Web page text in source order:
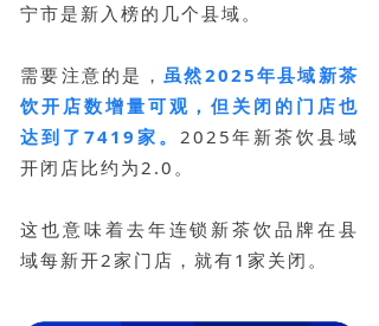
宁市是新入榜的几个县域。
需要注意的是， 虽然2025年县域新茶
饮开店数增量可观，但关闭的门店也
达到了7419家。 2025年新茶饮县域
开闭店比约为2.0。
这也意味着去年连锁新茶饮品牌在县
域每新开2家门店，就有1家关闭。